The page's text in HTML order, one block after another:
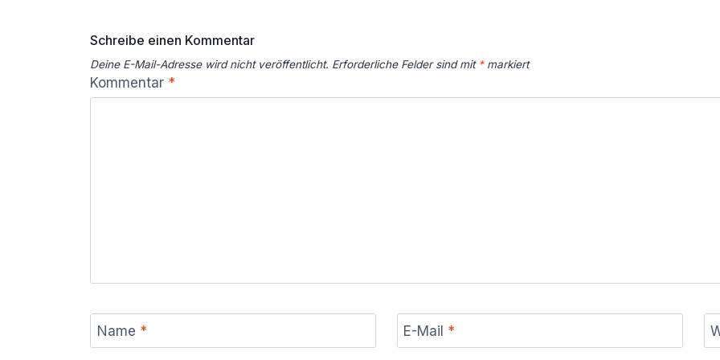
Schreibe einen Kommentar
Deine E-Mail-Adresse wird nicht veröffentlicht. Erforderliche Felder sind mit *markiert
Kommentar *
Name * E-Mail *